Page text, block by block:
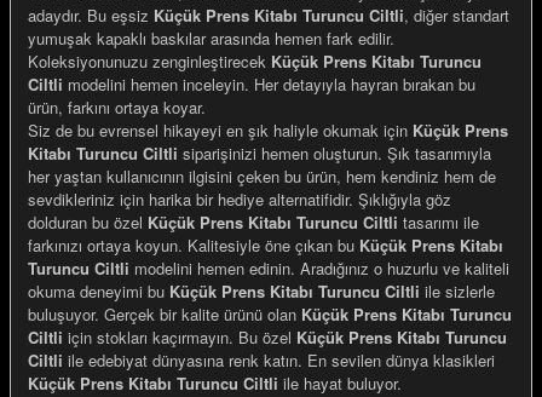
Gemiler
adaydır. Bu eşsiz Küçük Prens Kitabı Turuncu Ciltli, diğer standart
yumuşak kapaklı baskılar arasında hemen fark edilir.
Koleksiyonunuzu zenginleştirecek Küçük Prens Kitabı Turuncu
Ciltli modelini hemen inceleyin. Her detayıyla hayran bırakan bu
ürün, farkını ortaya koyar.
Siz de bu evrensel hikayeyi en şık haliyle okumak için Küçük Prens
Kitabı Turuncu Ciltli siparişinizi hemen oluşturun. Şık tasarımıyla
her yaştan kullanıcının ilgisini çeken bu ürün, hem kendiniz hem de
sevdikleriniz için harika bir hediye alternatifidir. Şıklığıyla göz
dolduran bu özel Küçük Prens Kitabı Turuncu Ciltli tasarımı ile
farkınızı ortaya koyun. Kalitesiyle öne çıkan bu Küçük Prens Kitabı
Turuncu Ciltli modelini hemen edinin. Aradığınız o huzurlu ve kaliteli
okuma deneyimi bu Küçük Prens Kitabı Turuncu Ciltli ile sizlerle
buluşuyor. Gerçek bir kalite ürünü olan Küçük Prens Kitabı Turuncu
Ciltli için stokları kaçırmayın. Bu özel Küçük Prens Kitabı Turuncu
Ciltli ile edebiyat dünyasına renk katın. En sevilen dünya klasikleri
Küçük Prens Kitabı Turuncu Ciltli ile hayat buluyor.